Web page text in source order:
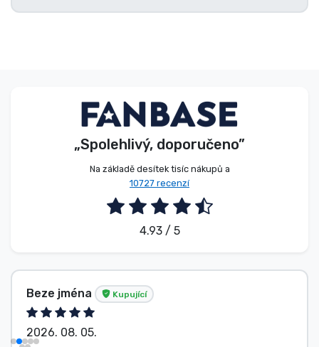
„Spolehlivý, doporučeno”
Na základě desítek tisíc nákupů a
10727 recenzí
4.93 / 5
Beze jména Kupující
2026. 08. 05.